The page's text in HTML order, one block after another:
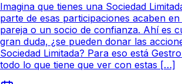
Imagina que tienes una Sociedad
parte de esas participaciones acaben
pareja o un socio de confianza. Ahí es
gran duda, ¿se pueden donar las
Sociedad Limitada? Para eso está
todo lo que tiene que ver con estas […]